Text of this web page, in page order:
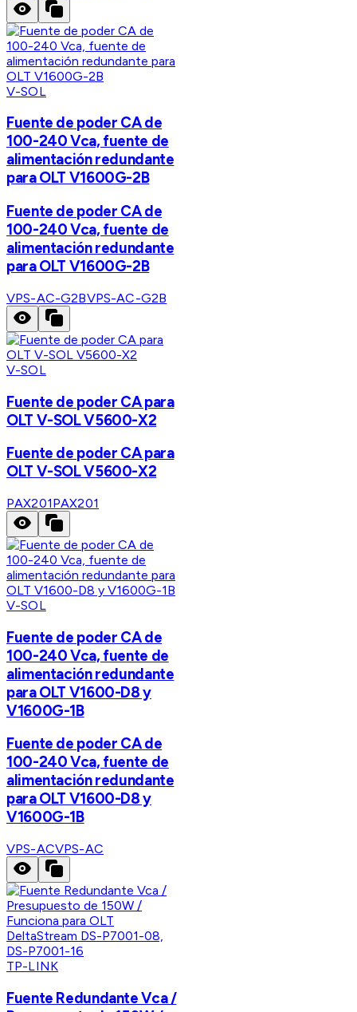
V-SOL
Fuente de poder CA de
100-240 Vca, fuente de
alimentación redundante
para OLT V1600G-2B
Fuente de poder CA de
100-240 Vca, fuente de
alimentación redundante
para OLT V1600G-2B
VPS-AC-G2BVPS-AC-G2B
V-SOL
Fuente de poder CA para
OLT V-SOL V5600-X2
Fuente de poder CA para
OLT V-SOL V5600-X2
PAX201PAX201
V-SOL
Fuente de poder CA de
100-240 Vca, fuente de
alimentación redundante
para OLT V1600-D8 y
V1600G-1B
Fuente de poder CA de
100-240 Vca, fuente de
alimentación redundante
para OLT V1600-D8 y
V1600G-1B
VPS-ACVPS-AC
TP-LINK
Fuente Redundante Vca /